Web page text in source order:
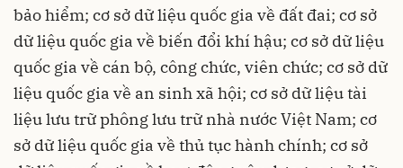
bảo hiểm; cơ sở dữ liệu quốc gia về đất đai; cơ sở
dữ liệu quốc gia về biến đổi khí hậu; cơ sở dữ liệu
quốc gia về cán bộ, công chức, viên chức; cơ sở dữ
liệu quốc gia về an sinh xã hội; cơ sở dữ liệu tài
liệu lưu trữ phông lưu trữ nhà nước Việt Nam; cơ
sở dữ liệu quốc gia về thủ tục hành chính; cơ sở